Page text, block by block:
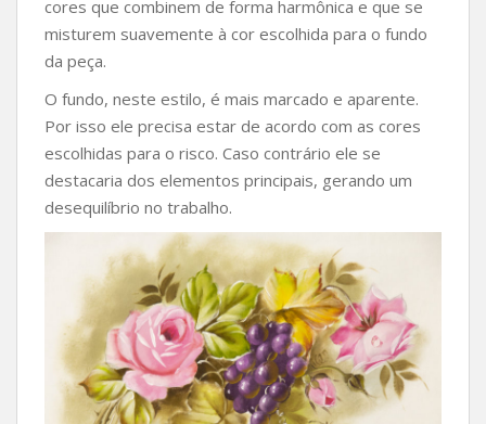
cores que combinem de forma harmônica e que se
misturem suavemente à cor escolhida para o fundo
da peça.
O fundo, neste estilo, é mais marcado e aparente.
Por isso ele precisa estar de acordo com as cores
escolhidas para o risco. Caso contrário ele se
destacaria dos elementos principais, gerando um
desequilíbrio no trabalho.